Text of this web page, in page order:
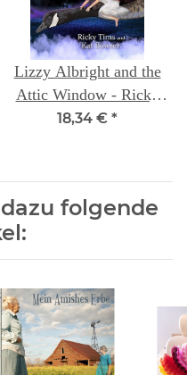
Lizzy Albright and the
Attic Window - Ricky
Tims and Kat Bowser
18,34 € *
folgende